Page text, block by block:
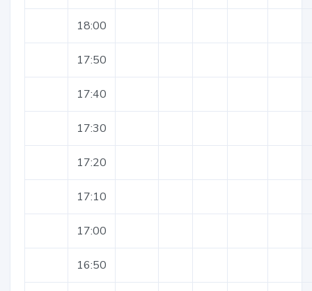
18:00
17:50
17:40
17:30
17:20
17:10
17:00
16:50